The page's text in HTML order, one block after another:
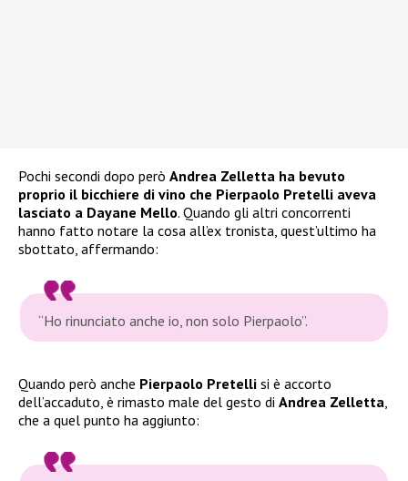
Pochi secondi dopo però Andrea Zelletta ha bevuto
proprio il bicchiere di vino che Pierpaolo Pretelli aveva
lasciato a Dayane Mello. Quando gli altri concorrenti
hanno fatto notare la cosa all’ex tronista, quest’ultimo ha
sbottato, affermando:
“Ho rinunciato anche io, non solo Pierpaolo”.
Quando però anche Pierpaolo Pretelli si è accorto
dell’accaduto, è rimasto male del gesto di Andrea Zelletta
che a quel punto ha aggiunto: